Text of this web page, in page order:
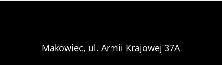
Makowiec, ul. Armii Krajowej 37A